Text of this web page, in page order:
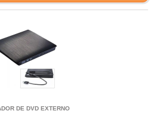
DE DVD EXTERNO